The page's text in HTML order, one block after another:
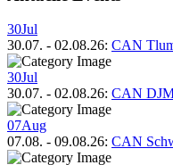
30Jul
30.07. - 02.08.26: CAN
30Jul
30.07. - 02.08.26: CAN
07Aug
07.08. - 09.08.26: CAN